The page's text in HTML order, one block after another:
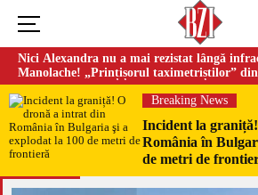
Nici Alexandra nu a mai rezistat lângă
Manolache! „Prințișorul taximetriștilor”
doi ani de căsnicie
Breaking News
Incident la
România în
de metri de